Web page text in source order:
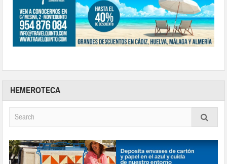
HEMEROTECA